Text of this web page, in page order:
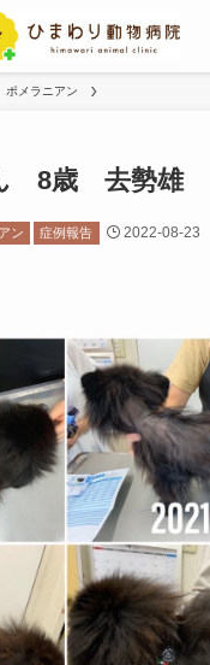
ポメラニアン
8歳 去勢雄
ン 症例報告 2022-08-23